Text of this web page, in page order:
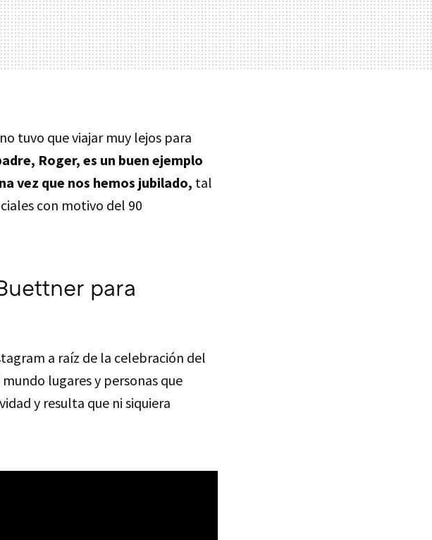
tuvo que viajar muy lejos para
Roger, es un buen ejemplo
vez que nos hemos jubilado, tal
con motivo del 90
para
a raíz de la celebración del
lugares y personas que
y resulta que ni siquiera